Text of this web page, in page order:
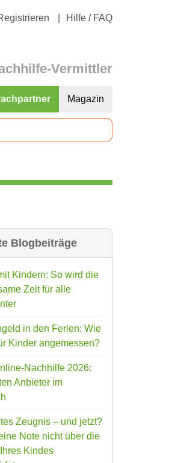
Hilfe / FAQ
Vermittler
Magazin
Blogbeiträge
Kindern: So wird die
Zeit für alle
in den Ferien: Wie
Kinder angemessen?
Nachhilfe 2026:
Anbieter im
Zeugnis – und jetzt?
Note nicht über die
Kindes